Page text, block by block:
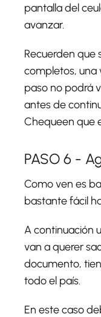
pantalla del
avanzar.
Recuerden que
completos, una
paso no podrá
antes de
Chequeen que
PASO 6 -
Como ven es
bastante fácil
A continuación
van a querer
documento,
todo el país.
En este caso